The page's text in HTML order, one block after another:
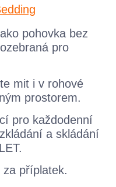
pohovka bez
pro
mit i v rohové
prostorem.
pro každodenní
a skládání
za příplatek.